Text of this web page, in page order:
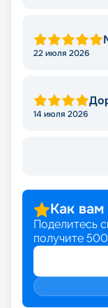
22 июля 2026
14 июля 2026
Как вам
Поделитесь
получите 500